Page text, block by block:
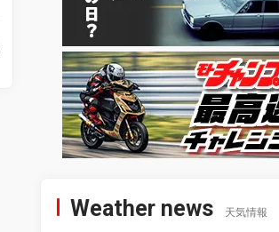
Weather news 天気情報